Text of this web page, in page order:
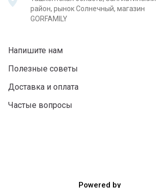
район, рынок Солнечный, магазин
GORFAMILY
Напишите нам
Полезные советы
Доставка и оплата
Частые вопросы
Powered by